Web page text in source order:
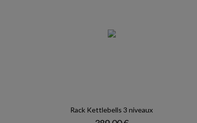
Rack Kettlebells 3 niveaux